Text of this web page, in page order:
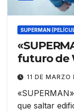
SUPERMAN
futuro de
11 DE
que saltar